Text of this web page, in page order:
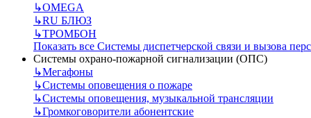
↳OMEGA
↳RU БЛЮЗ
↳ТРОМБОН
Показать все Системы диспетчерской связи и вызова
Системы охрано-пожарной сигнализации (ОПС)
↳Мегафоны
↳Системы оповещения о пожаре
↳Системы оповещения, музыкальной трансляции
↳Громкоговорители абонентские